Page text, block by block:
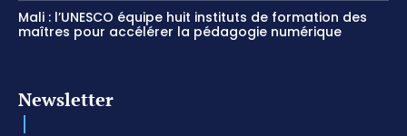
Mali : l’UNESCO équipe huit instituts de formation des
maîtres pour accélérer la pédagogie numérique
Newsletter